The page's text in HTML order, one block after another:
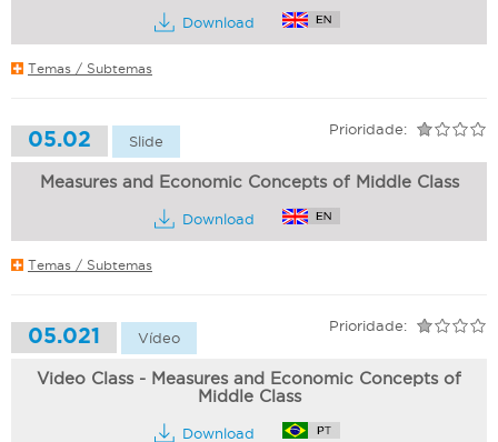
Download
Temas / Subtemas
05.02 Slide
Prioridade:
Measures and Economic Concepts of Middle Class
Download
Temas / Subtemas
05.021 Vídeo
Prioridade:
Video Class - Measures and Economic Concepts of
Middle Class
Download